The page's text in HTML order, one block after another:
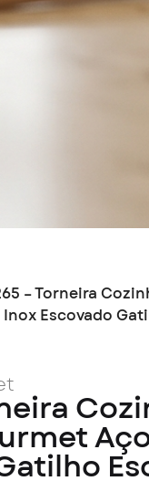
– Torneira
Inox Escovado